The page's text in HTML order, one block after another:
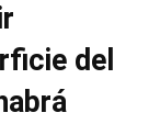
del